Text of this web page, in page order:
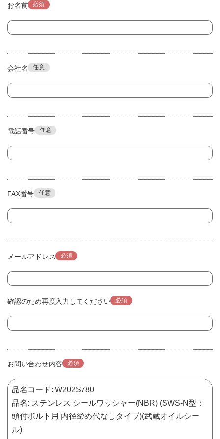
お名前 必須
会社名 任意
電話番号 任意
FAX番号 任意
メールアドレス 必須
確認のため再度入力してください 必須
お問い合わせ内容 必須